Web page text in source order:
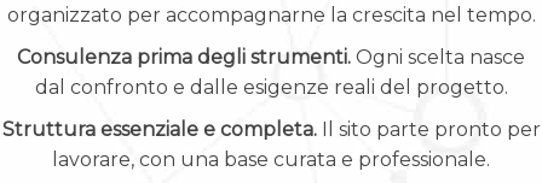
organizzato per accompagnarne la crescita nel tempo.
Consulenza prima degli strumenti. Ogni scelta nasce
dal confronto e dalle esigenze reali del progetto.
Struttura essenziale e completa.Il sito parte pronto per
lavorare, con una base curata e professionale.